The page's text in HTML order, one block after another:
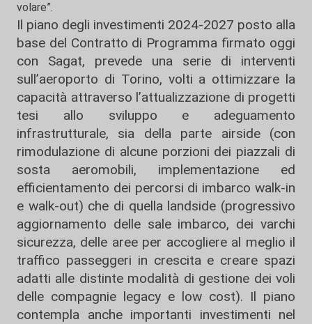
volare”.
Il piano degli investimenti 2024-2027 posto alla
base del Contratto di Programma firmato oggi
con Sagat, prevede una serie di interventi
sull’aeroporto di Torino, volti a ottimizzare la
capacità attraverso l’attualizzazione di progetti
tesi allo sviluppo e adeguamento
infrastrutturale, sia della parte airside (con
rimodulazione di alcune porzioni dei piazzali di
sosta aeromobili, implementazione ed
efficientamento dei percorsi di imbarco walk-in
e walk-out) che di quella landside (progressivo
aggiornamento delle sale imbarco, dei varchi
sicurezza, delle aree per accogliere al meglio il
traffico passeggeri in crescita e creare spazi
adatti alle distinte modalità di gestione dei voli
delle compagnie legacy e low cost). Il piano
contempla anche importanti investimenti nel